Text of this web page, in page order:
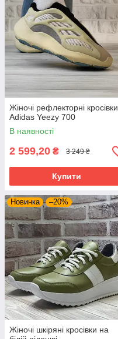
Жіночі рефлекторні кросівки
Adidas Yeezy 700
В наявності
2 599,20 ₴ 3 249 ₴
Купити
Новинка –20%
Жіночі шкіряні кросівки на